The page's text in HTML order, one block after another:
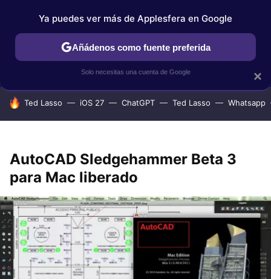
IPHONE TUTORIALES APPLESFERA SELECCIÓN
HOY SE HABLA DE
Ted Lasso iOS 27 ChatGPT Ted Lasso Whatsapp
AutoCAD Sledgehammer Beta 3
para Mac liberado
×
Ya puedes ver más de Applesfera en Google
Añádenos como fuente preferida
Solo necesitas una cuenta de Google